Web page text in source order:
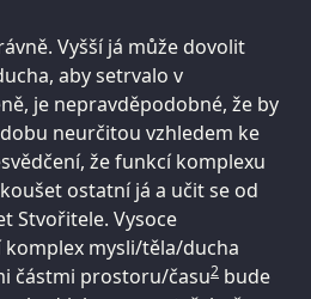
Vyšší já může dovolit
aby setrvalo v
je nepravděpodobné, že by
neurčitou vzhledem ke
že funkcí komplexu
ostatní já a učit se od
Stvořitele. Vysoce
mysli/těla/ducha
částmi prostoru/času2 bude